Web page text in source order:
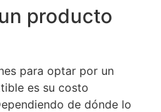
producto
para optar por un
es su costo
de dónde lo